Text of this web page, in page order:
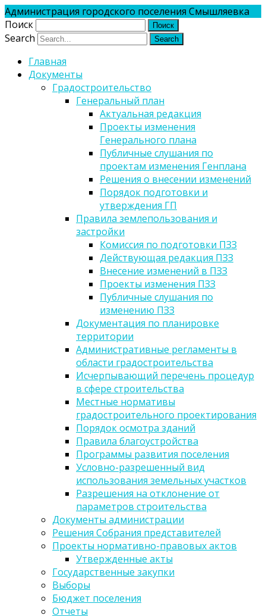
Администрация городского поселения Смышляевка
Поиск
Search
Главная
Документы
Градостроительство
Генеральный план
Актуальная редакция
Проекты изменения
Генерального плана
Публичные слушания по
проектам изменения Генплана
Решения о внесении изменений
Порядок подготовки и
утверждения ГП
Правила землепользования и
застройки
Комиссия по подготовки ПЗЗ
Действующая редакция ПЗЗ
Внесение изменений в ПЗЗ
Проекты изменения ПЗЗ
Публичные слушания по
изменению ПЗЗ
Документация по планировке
территории
Административные регламенты в
области градостроительства
Исчерпывающий перечень процедур
в сфере строительства
Местные нормативы
градостроительного проектирования
Порядок осмотра зданий
Правила благоустройства
Программы развития поселения
Условно-разрешенный вид
использования земельных участков
Разрешения на отклонение от
параметров строительства
Документы администрации
Решения Собрания представителей
Проекты нормативно-правовых актов
Утвержденные акты
Государственные закупки
Выборы
Бюджет поселения
Отчеты